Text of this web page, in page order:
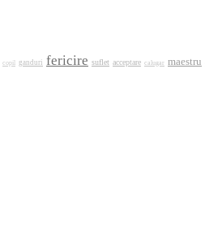
copil ganduri fericire suflet acceptare calugar maestru